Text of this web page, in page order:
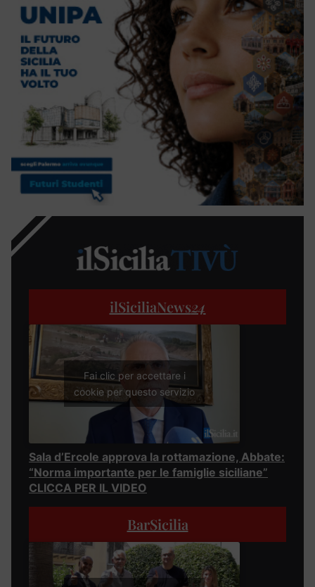
ilSiciliaNews24
Fai clic per accettare i
cookie per questo servizio
Sala d’Ercole approva la rottamazione, Abbate:
“Norma importante per le famiglie siciliane”
CLICCA PER IL VIDEO
BarSicilia